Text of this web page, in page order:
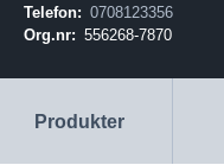
Produkter
Telefon: 0708123356
Org.nr: 556268-7870